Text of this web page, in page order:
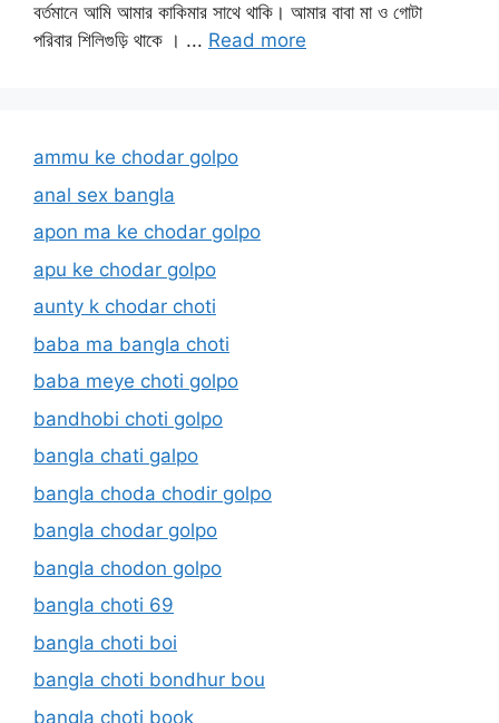
বর্তমানে আমি আমার কাকিমার সাথে থাকি। আমার বাবা মা ও গোটা
পরিবার শিলিগুড়ি থাকে । ... Read more
ammu ke chodar golpo
anal sex bangla
apon ma ke chodar golpo
apu ke chodar golpo
aunty k chodar choti
baba ma bangla choti
baba meye choti golpo
bandhobi choti golpo
bangla chati galpo
bangla choda chodir golpo
bangla chodar golpo
bangla chodon golpo
bangla choti 69
bangla choti boi
bangla choti bondhur bou
bangla choti book